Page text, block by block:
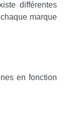
différentes
marque
en fonction